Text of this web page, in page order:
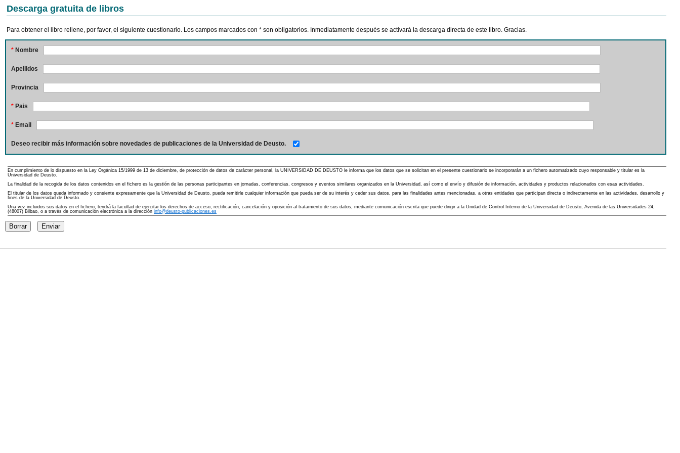
Descarga gratuita de libros
Para obtener el libro rellene, por favor, el siguiente cuestionario. Los campos marcados con * son obligatorios. Inmediatamente después se activará la descarga directa de este libro. Gracias.
* Nombre
Apellidos
Provincia
* Pais
* Email
Deseo recibir más información sobre novedades de publicaciones de la Universidad de Deusto.
En cumplimiento de lo dispuesto en la Ley Orgánica 15/1999 de 13 de diciembre, de protección de datos de carácter personal, la UNIVERSIDAD DE DEUSTO le informa que los datos que se solicitan en el presente cuestionario se incorporarán a un fichero automatizado cuyo responsable y titular es la
Universidad de Deusto.
La finalidad de la recogida de los datos contenidos en el fichero es la gestión de las personas participantes en jornadas, conferencias, congresos y eventos similares organizados en la Universidad, así como el envío y difusión de información, actividades y productos relacionados con esas actividades.
El titular de los datos queda informado y consiente expresamente que la Universidad de Deusto, pueda remitirle cualquier información que pueda ser de su interés y ceder sus datos, para las finalidades antes mencionadas, a otras entidades que participan directa o indirectamente en las actividades, desarrollo y
fines de la Universidad de Deusto.
Una vez incluidos sus datos en el fichero, tendrá la facultad de ejercitar los derechos de acceso, rectificación, cancelación y oposición al tratamiento de sus datos, mediante comunicación escrita que puede dirigir a la Unidad de Control Interno de la Universidad de Deusto, Avenida de las Universidades 24,
(48007) Bilbao, o a través de comunicación electrónica a la dirección info@deusto-publicaciones.es
Borrar Enviar